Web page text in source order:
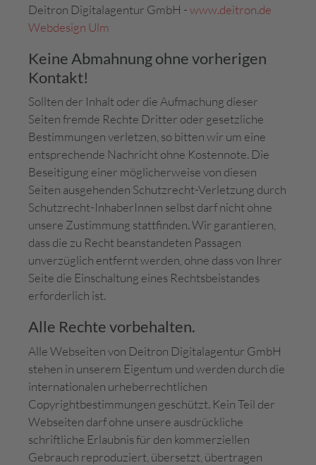
Deitron Digitalagentur GmbH -www.deitron.de
Webdesign Ulm
Keine Abmahnung ohne vorherigen
Kontakt!
Sollten der Inhalt oder die Aufmachung dieser
Seiten fremde Rechte Dritter oder gesetzliche
Bestimmungen verletzen, so bitten wir um eine
entsprechende Nachricht ohne Kostennote. Die
Beseitigung einer möglicherweise von diesen
Seiten ausgehenden Schutzrecht-Verletzung durch
Schutzrecht-InhaberInnen selbst darf nicht ohne
unsere Zustimmung stattfinden. Wir garantieren,
dass die zu Recht beanstandeten Passagen
unverzüglich entfernt werden, ohne dass von Ihrer
Seite die Einschaltung eines Rechtsbeistandes
erforderlich ist.
Alle Rechte vorbehalten.
Alle Webseiten von Deitron Digitalagentur GmbH
stehen in unserem Eigentum und werden durch die
internationalen urheberrechtlichen
Copyrightbestimmungen geschützt. Kein Teil der
Webseiten darf ohne unsere ausdrückliche
schriftliche Erlaubnis für den kommerziellen
Gebrauch reproduziert, übersetzt, übertragen